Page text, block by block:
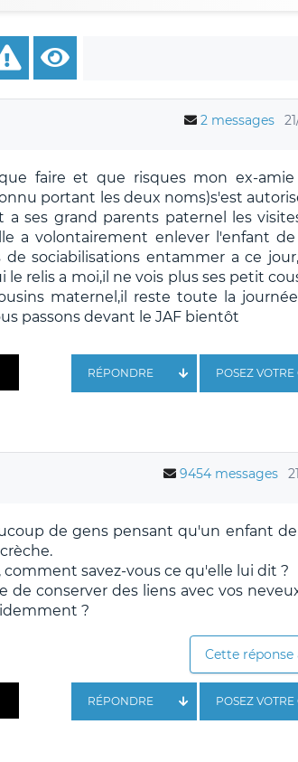
2 messages
faire et que risques mon ex-amie
portant les deux noms)s'est
ses grand parents paternel les
a volontairement enlever l'enfant
sociabilisations entammer a ce
le relis a moi,il ne vois plus ses petit
maternel,il reste toute la
passons devant le JAF bientôt
POSEZ
RÉPONDRE
9454 messages
de gens pensant qu'un enfant
savez-vous ce qu'elle lui dit ?
de conserver des liens avec vos
?
Cette
POSEZ
RÉPONDRE